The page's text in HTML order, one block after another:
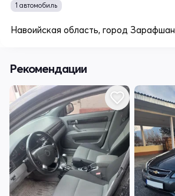
1 автомобиль
Навоийская область, город Зарафшан
Рекомендации